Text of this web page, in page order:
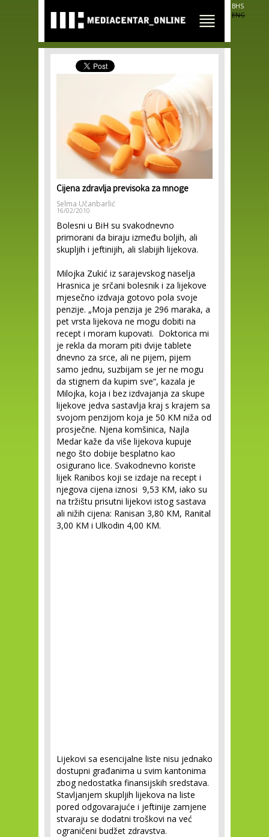
main
content
BHS
ENG
Cijena zdravlja previsoka za mnoge
Selma Učanbarlić
16/02/2010
Bolesni u BiH su svakodnevno
primorani da biraju između boljih, ali
skupljih i jeftinijih, ali slabijih lijekova.
Milojka Zukić iz sarajevskog naselja
Hrasnica je srčani bolesnik i za lijekove
mjesečno izdvaja gotovo pola svoje
penzije. „Moja penzija je 296 maraka, a
pet vrsta lijekova ne mogu dobiti na
recept i moram kupovati. Doktorica mi
je rekla da moram piti dvije tablete
dnevno za srce, ali ne pijem, pijem
samo jednu, suzbijam se jer ne mogu
da stignem da kupim sve“, kazala je
Milojka, koja i bez izdvajanja za skupe
lijekove jedva sastavlja kraj s krajem sa
svojom penzijom koja je 50 KM niža od
prosječne. Njena komšinica, Najla
Medar kaže da više lijekova kupuje
nego što dobije besplatno kao
osigurano lice. Svakodnevno koriste
lijek Ranibos koji se izdaje na recept i
njegova cijena iznosi 9,53 KM, iako su
na tržištu prisutni lijekovi istog sastava
ali nižih cijena: Ranisan 3,80 KM, Ranital
3,00 KM i Ulkodin 4,00 KM.
Lijekovi sa esencijalne liste nisu jednako
dostupni građanima u svim kantonima
zbog nedostatka finansijskih sredstava.
Stavljanjem skupljih lijekova na liste
pored odgovarajuće i jeftinije zamjene
stvaraju se dodatni troškovi na već
ograničeni budžet zdravstva.